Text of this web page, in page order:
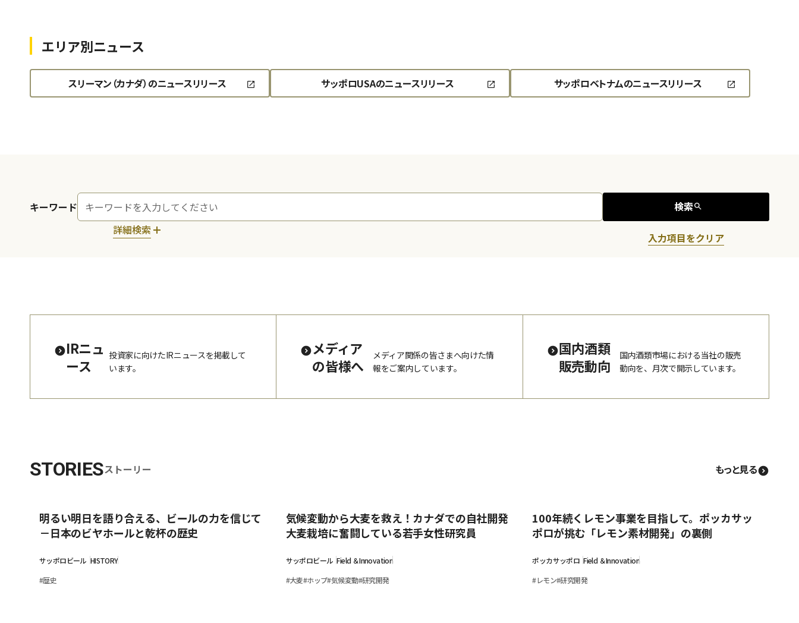
エリア別ニュース
スリーマン（カナダ）のニュースリリース サッポロUSAのニュースリリース サッポロベトナムのニュースリリース
キーワード 検索
入力項目をクリア
詳細検索
IRニュ
ース
投資家に向けたIRニュースを掲載して
います。
メディア
の皆様へ
メディア関係の皆さまへ向けた情
報をご案内しています。
国内酒類
販売動向
国内酒類市場における当社の販売
動向を、月次で開示しています。
STORIESストーリー もっと見る
明るい明日を語り合える、ビールの力を信じて
－日本のビヤホールと乾杯の歴史
サッポロビール HISTORY
#歴史
気候変動から大麦を救え！カナダでの自社開発
大麦栽培に奮闘している若手女性研究員
サッポロビール Field ＆Innovation
#大麦#ホップ#気候変動#研究開発
100年続くレモン事業を目指して。ポッカサッ
ポロが挑む「レモン素材開発」の裏側
ポッカサッポロ Field ＆Innovation
#レモン#研究開発